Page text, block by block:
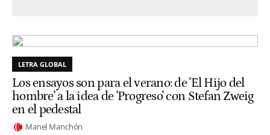
LETRA GLOBAL
Los ensayos son para el verano: de 'El Hijo del
hombre' a la idea de 'Progreso' con Stefan Zweig
en el pedestal
Manel Manchón